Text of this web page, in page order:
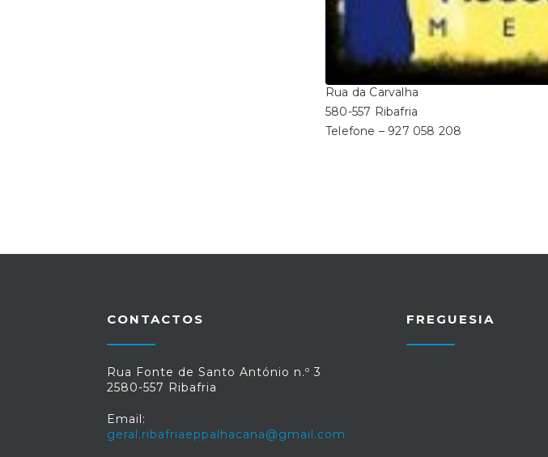
Rua da Carvalha
580-557 Ribafria
Telefone – 927 058 208
CONTACTOS
Rua Fonte de Santo António n.º 3
2580-557 Ribafria
Email:
geral.ribafriaeppalhacana@gmail.com
FREGUESIA